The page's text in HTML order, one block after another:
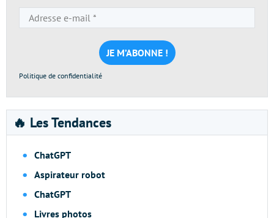
e-
mail
*
Politique de confidentialité
🔥 Les Tendances
ChatGPT
Aspirateur robot
ChatGPT
Livres photos